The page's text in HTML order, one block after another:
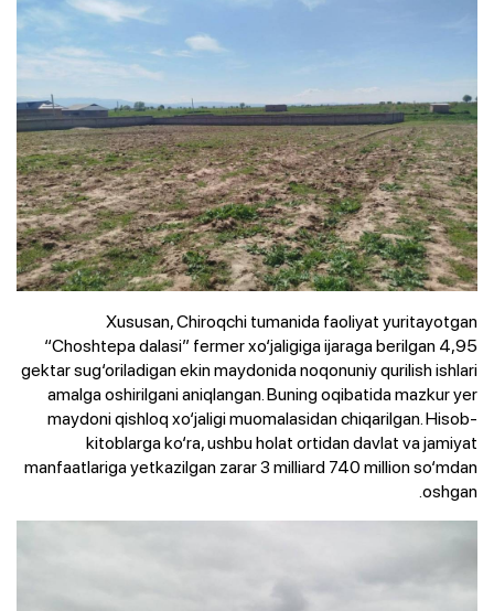
Xususan, Chiroqchi tumanida faoliyat yuritayotgan
“Choshtepa dalasi” fermer xo‘jaligiga ijaraga berilgan 4,95
gektar sug‘oriladigan ekin maydonida noqonuniy qurilish ishlari
amalga oshirilgani aniqlangan. Buning oqibatida mazkur yer
maydoni qishloq xo‘jaligi muomalasidan chiqarilgan. Hisob-
kitoblarga ko‘ra, ushbu holat ortidan davlat va jamiyat
manfaatlariga yetkazilgan zarar 3 milliard 740 million so‘mdan
oshgan.